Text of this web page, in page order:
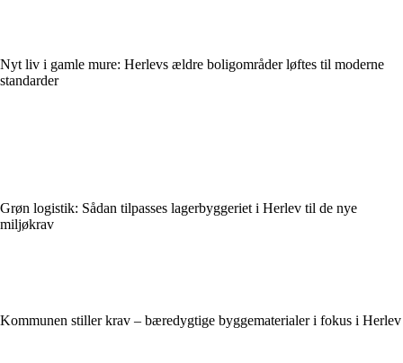
Nyt liv i gamle mure: Herlevs ældre boligområder løftes til moderne
standarder
Grøn logistik: Sådan tilpasses lagerbyggeriet i Herlev til de nye
miljøkrav
Kommunen stiller krav – bæredygtige byggematerialer i fokus i Herlev